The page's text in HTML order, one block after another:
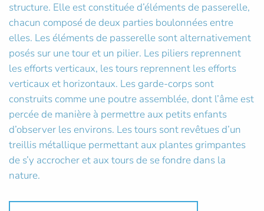
structure. Elle est constituée d’éléments de passerelle,
chacun composé de deux parties boulonnées entre
elles. Les éléments de passerelle sont alternativement
posés sur une tour et un pilier. Les piliers reprennent
les efforts verticaux, les tours reprennent les efforts
verticaux et horizontaux. Les garde-corps sont
construits comme une poutre assemblée, dont l’âme est
percée de manière à permettre aux petits enfants
d’observer les environs. Les tours sont revêtues d’un
treillis métallique permettant aux plantes grimpantes
de s’y accrocher et aux tours de se fondre dans la
nature.